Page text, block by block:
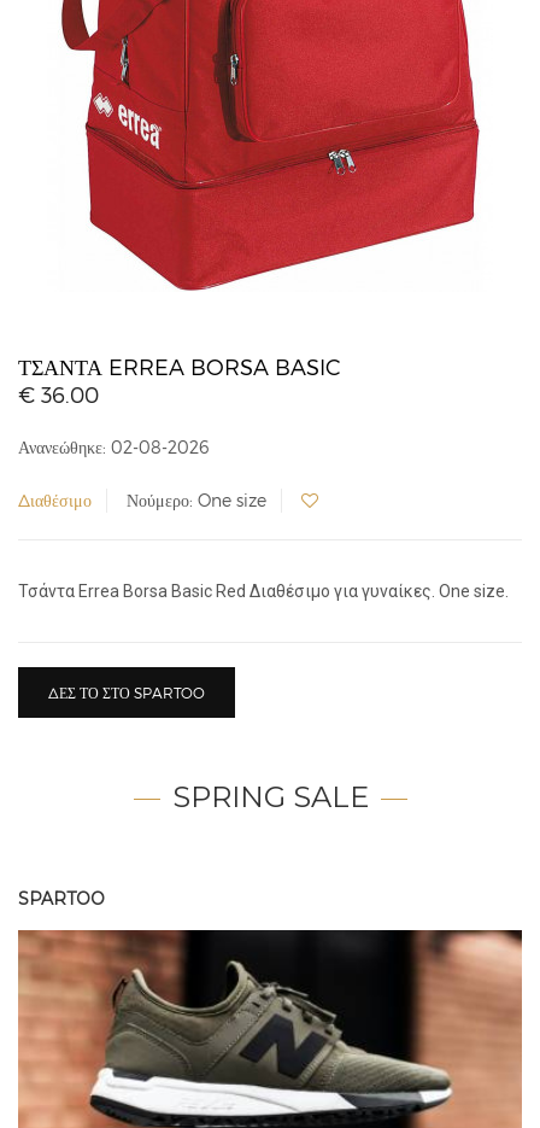
ΤΣΆΝΤΑ ERREA BORSA BASIC
€ 36.00
Ανανεώθηκε: 02-08-2026
Διαθέσιμο Νούμερο: One size
Τσάντα Errea Borsa Basic Red Διαθέσιμο για γυναίκες. One size.
ΔΕΣ ΤΟ ΣΤΟ SPARTOO
SPRING SALE
SPARTOO